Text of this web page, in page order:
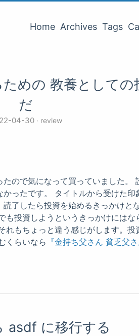
Home Archives Tags
ための 教養として
だ
04-30 review
ので気になって買っていました。
ったです。 タイトルから受けた印
了したら投資を始めるきっかけと
も投資しようというきっかけには
れもちょっと違う感じがします。
くらいなら 『金持ち父さん 貧乏父
asdf に移行する